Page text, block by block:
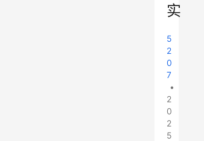
实
5
2
0
7
•
2
0
2
5